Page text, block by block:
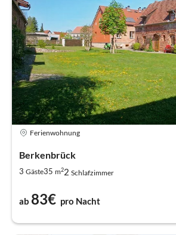
Ferienwohnung
Berkenbrück
3 Gäste35 m22 Schlafzimmer
ab 83€ pro Nacht